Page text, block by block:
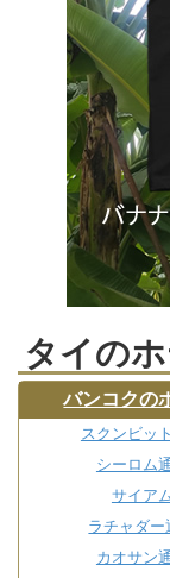
タイの
バンコクの
スクンビッ
シーロム
サイア
ラチャダー
カオサン